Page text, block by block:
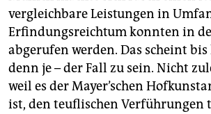
vergleichbare Leistungen in
Erfindungsreichtum konnten in
abgerufen werden. Das scheint
denn je – der Fall zu sein. Nicht
weil es der Mayer’schen
ist, den teuflischen Verführungen